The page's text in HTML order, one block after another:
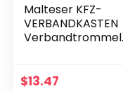
Malteser KFZ-
VERBANDKASTEN
Verbandtrommel
$13.47